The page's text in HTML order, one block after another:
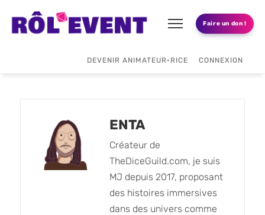
Faire un don !
DEVENIR ANIMATEUR•RICE CONNEXION
ENTA
Créateur de
TheDiceGuild.com, je suis
MJ depuis 2017, proposant
des histoires immersives
dans des univers comme